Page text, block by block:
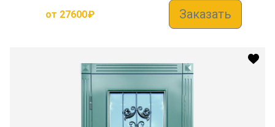
от 27600₽ Заказать